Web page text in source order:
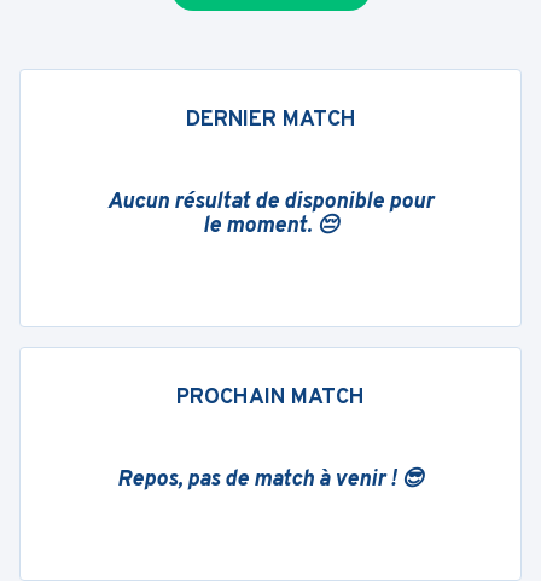
DERNIER MATCH
Aucun résultat de disponible pour
le moment. 😔
PROCHAIN MATCH
Repos, pas de match à venir ! 😎